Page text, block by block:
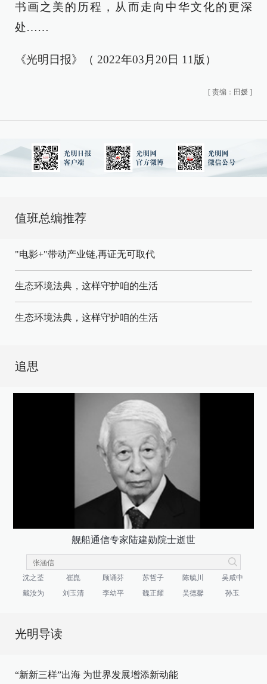
书画之美的历程，从而走向中华文化的更深
处……
《光明日报》（ 2022年03月20日 11版）
[ 责编：田媛 ]
值班总编推荐
"电影+"带动产业链,再证无可取代
生态环境法典，这样守护咱的生活
生态环境法典，这样守护咱的生活
追思
舰船通信专家陆建勋院士逝世
沈之荃 崔崑 顾诵芬 苏哲子 陈毓川
吴咸中
戴汝为
刘玉清 李幼平 魏正耀 吴德馨 孙玉
光明导读
“新新三样”出海 为世界发展增添新动能